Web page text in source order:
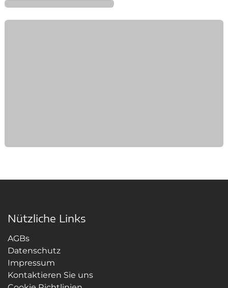
Nützliche Links
AGBs
Datenschutz
Impressum
Kontaktieren Sie uns